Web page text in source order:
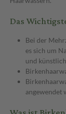
Das
Bei der
es sich um
und
angewendet